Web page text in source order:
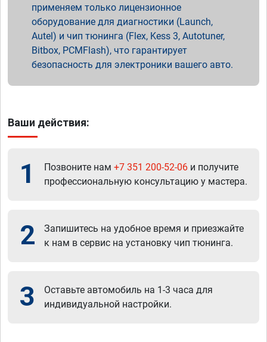
применяем только лицензионное
оборудование для диагностики (Launch,
Autel) и чип тюнинга (Flex, Kess 3, Autotuner,
Bitbox, PCMFlash), что гарантирует
безопасность для электроники вашего авто.
Ваши действия:
1 Позвоните нам +7 351 200-52-06 и получите
профессиональную консультацию у мастера.
2
Запишитесь на удобное время и приезжайте
к нам в сервис на установку чип тюнинга.
3
Оставьте автомобиль на 1-3 часа для
индивидуальной настройки.